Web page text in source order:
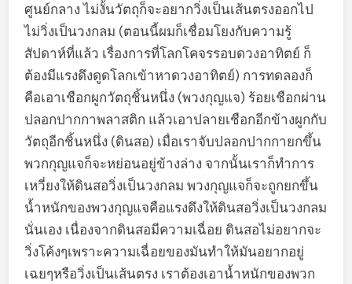
ศูนย์กลาง ไม่งั้นวัตถุก็จะอยากวิ่งเป็นเส้นตรงออกไป
ไม่วิ่งเป็นวงกลม (ตอนนี้ผมก็เชื่อมโยงกับความรู้
สัปดาห์ที่แล้ว เรื่องการที่โลกโคจรรอบดวงอาทิตย์ ก็
ต้องมีแรงดึงดูดโลกเข้าหาดวงอาทิตย์) การทดลองก็
คือเอาเชือกผูกวัตถุชิ้นหนึ่ง (พวงกุญแจ) ร้อยเชือกผ่าน
ปลอกปากกาพลาสติก แล้วเอาปลายเชือกอีกข้างผูกกับ
วัตถุอีกชิ้นหนึ่ง (ดินสอ) เมื่อเราจับปลอกปากกายกขึ้น
พวกกุญแจก็จะหย่อนอยู่ข้างล่าง จากนั้นเราก็ทำการ
เหวี่ยงให้ดินสอวิ่งเป็นวงกลม พวงกุญแจก็จะถูกยกขึ้น
น้ำหนักของพวงกุญแจคือแรงดึงให้ดินสอวิ่งเป็นวงกลม
นั่นเอง เนื่องจากดินสอมีความเฉื่อย ดินสอไม่อยากจะ
วิ่งโค้งๆเพราะความเฉื่อยของมันทำให้มันอยากอยู่
เฉยๆหรือวิ่งเป็นเส้นตรง เราต้องเอาน้ำหนักของพวก